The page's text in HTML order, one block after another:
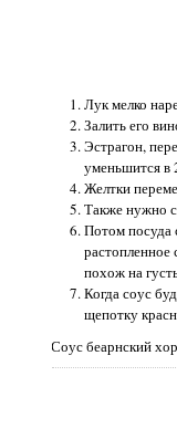
Лук мелко
Залить его
Эстрагон,
уменьшится в
Желтки
Также нужно
Потом посуда
растопленное
похож на
Когда соус
щепотку
Соус беарнский